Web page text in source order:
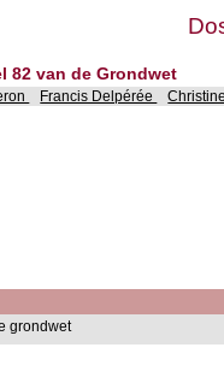
82 van de Grondwet
Francis Delpérée
grondwet